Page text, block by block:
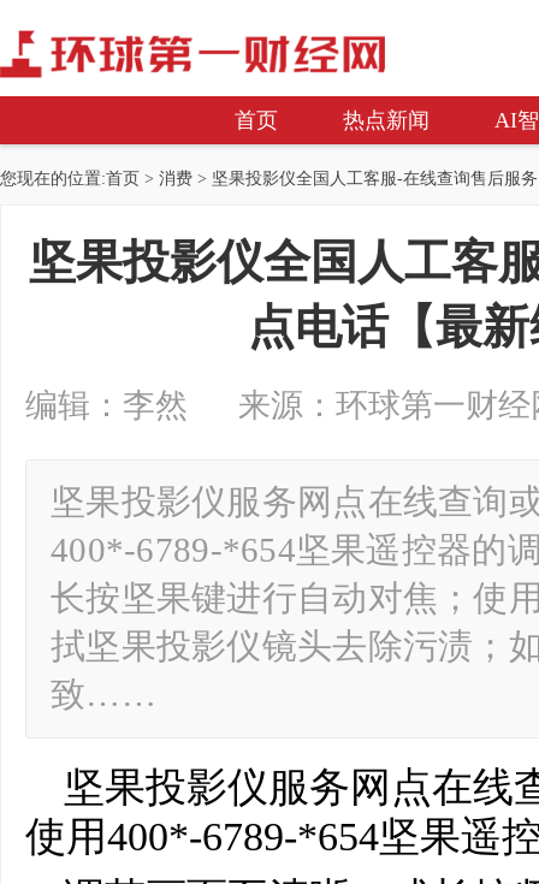
首页 热点新闻 AI
您现在的位置:首页 > 消费 > 坚果投影仪全国人工客服-在线查询售后服
坚果投影仪全国人工客
点电话【最
编辑：李然 来源：环球第一财经
坚果投影仪服务网点在线查询
400*-6789-*654坚果遥控器的
长按坚果键进行自动对焦；使
拭坚果投影仪镜头去除污渍；
致……
坚果投影仪服务网点在线
使用400*-6789-*654坚果遥